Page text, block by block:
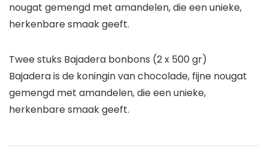
nougat gemengd met amandelen, die een unieke,
herkenbare smaak geeft.
Twee stuks Bajadera bonbons (2 x 500 gr)
Bajadera is de koningin van chocolade, fijne nougat
gemengd met amandelen, die een unieke,
herkenbare smaak geeft.